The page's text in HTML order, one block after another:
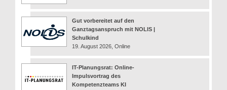
Gut vorbereitet auf den
Ganztagsanspruch mit NOLIS |
Schulkind
19. August 2026, Online
IT-Planungsrat: Online-
Impulsvortrag des
Kompetenzteams KI